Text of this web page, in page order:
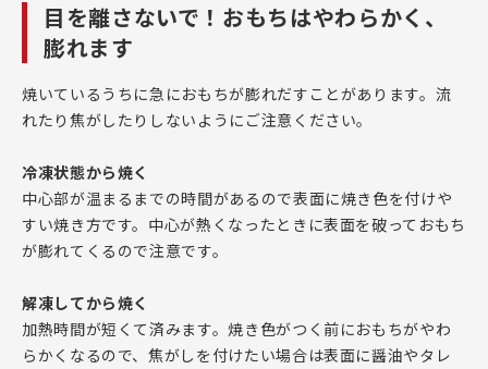
目を離さないで！おもちはやわらかく、
膨れます
焼いているうちに急におもちが膨れだすことがあります。流
れたり焦がしたりしないようにご注意ください。
冷凍状態から焼く
中心部が温まるまでの時間があるので表面に焼き色を付けや
すい焼き方です。中心が熱くなったときに表面を破っておもち
が膨れてくるので注意です。
解凍してから焼く
加熱時間が短くて済みます。焼き色がつく前におもちがやわ
らかくなるので、焦がしを付けたい場合は表面に醤油やタレ